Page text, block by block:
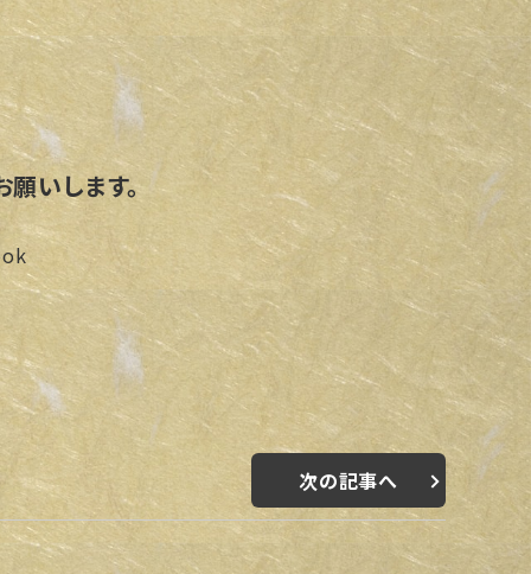
いします。
次の記事へ